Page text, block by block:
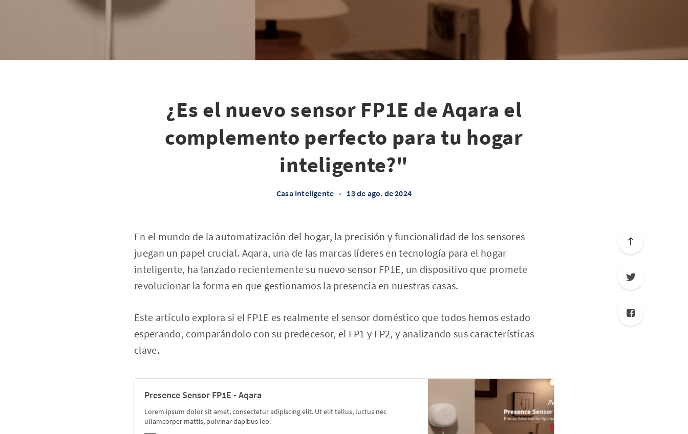
¿Es el nuevo sensor FP1E de Aqara el
complemento perfecto para tu hogar
inteligente?"
Casa inteligente • 13 de ago. de 2024
En el mundo de la automatización del hogar, la precisión y funcionalidad de los sensores
juegan un papel crucial. Aqara, una de las marcas líderes en tecnología para el hogar
inteligente, ha lanzado recientemente su nuevo sensor FP1E, un dispositivo que promete
revolucionar la forma en que gestionamos la presencia en nuestras casas.
Este artículo explora si el FP1E es realmente el sensor doméstico que todos hemos estado
esperando, comparándolo con su predecesor, el FP1 y FP2, y analizando sus características
clave.
Presence Sensor FP1E - Aqara
Lorem ipsum dolor sit amet, consectetur adipiscing elit. Ut elit tellus, luctus nec
ullamcorper mattis, pulvinar dapibus leo.